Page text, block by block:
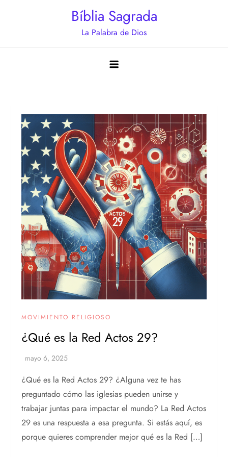
Bíblia Sagrada
La Palabra de Dios
MOVIMIENTO RELIGIOSO
¿Qué es la Red Actos 29?
¿Qué es la Red Actos 29? ¿Alguna vez te has
preguntado cómo las iglesias pueden unirse y
trabajar juntas para impactar el mundo? La Red Actos
29 es una respuesta a esa pregunta. Si estás aquí, es
porque quieres comprender mejor qué es la Red […]